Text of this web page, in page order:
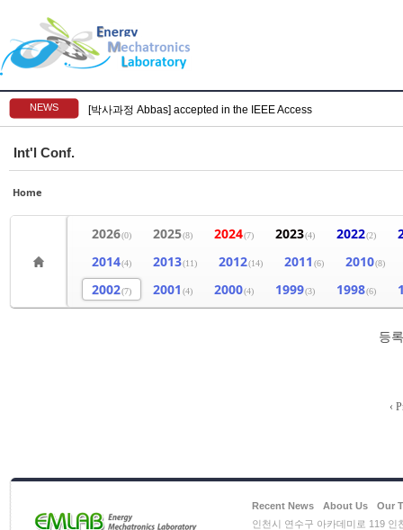
NEWS [박사과정 Abbas] accepted in the IEEE Access
Int'l Conf.
Home
2026(0) 2025(8) 2024(7) 2023(4) 2022(2)
2014(4) 2013(11) 2012(14) 2011 (6) 2010(8)
2002(7) 2001 (4) 2000(4) 1999(3) 1998(6)
등
‹
Recent News About Us
Our
인천시 연수구 아카데미로 119 인